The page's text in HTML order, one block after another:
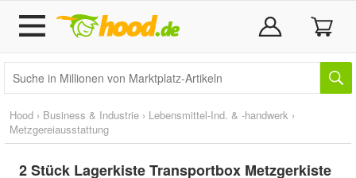
Hood › Business & Industrie › Lebensmittel-Ind. & -handwerk ›
Metzgereiausstattung
2 Stück Lagerkiste Transportbox Metzgerkiste